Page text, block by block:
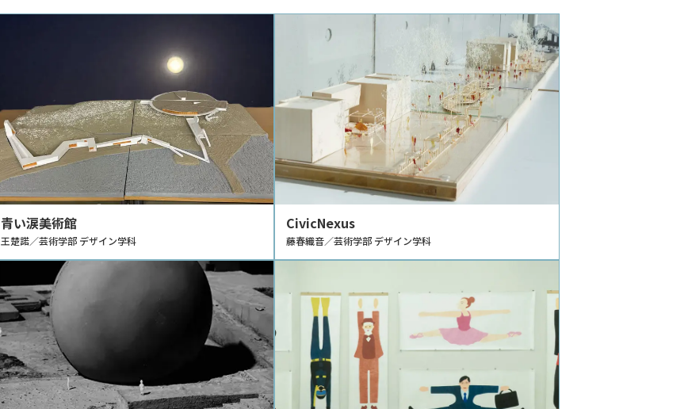
青い涙美術館
王楚諾／芸術学部 デザイン学科
CivicNexus
藤春織音／芸術学部 デザイン学科